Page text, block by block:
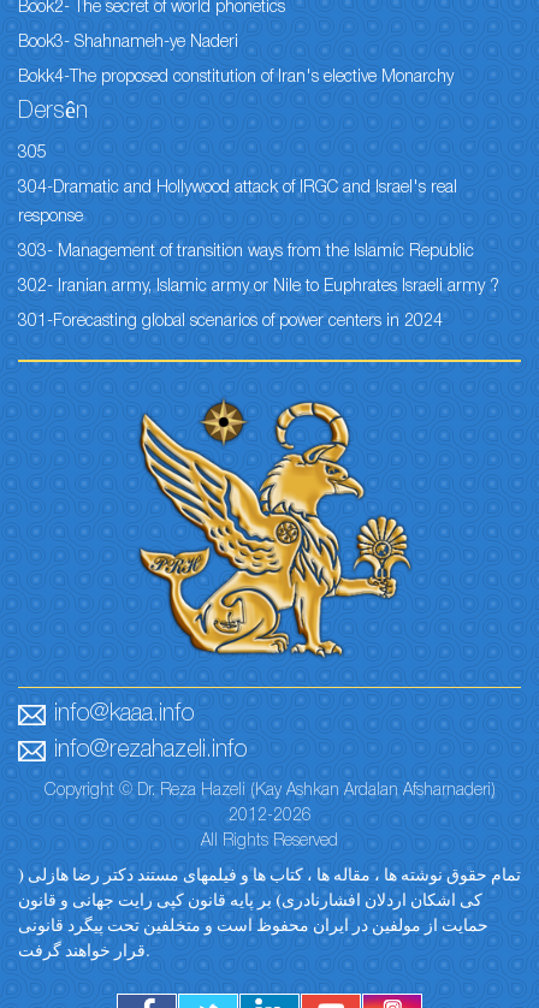
Book2- The secret of world phonetics
Book3- Shahnameh-ye Naderi
Bokk4-The proposed constitution of Iran's elective Monarchy
Dersên
305
304-Dramatic and Hollywood attack of IRGC and Israel's real
response
303- Management of transition ways from the Islamic Republic
302- Iranian army, Islamic army or Nile to Euphrates Israeli army ?
301-Forecasting global scenarios of power centers in 2024
info@kaaa.info
info@rezahazeli.info
Copyright © Dr. Reza Hazeli (Kay Ashkan Ardalan Afsharnaderi)
2012-2026
All Rights Reserved
تمام حقوق نوشته ها ، مقاله ها ، کتاب ها و فیلمهای مستند دکتر رضا هازلی (
کی اشکان اردلان افشارنادری) بر پایه قانون کپی رایت جهانی و قانون
حمایت از مولفین در ایران محفوظ است و متخلفین تحت پیگرد قانونی
قرار خواهند گرفت.